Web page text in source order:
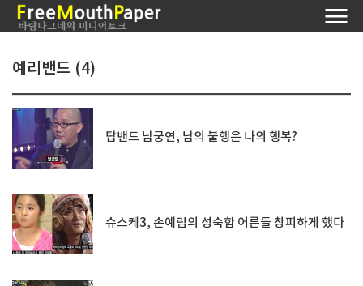
예리밴드 (4)
탑밴드 남궁연, 남의 불행은 나의 행복?
슈스케3, 손예림의 성숙함 어른들 창피하게 했다